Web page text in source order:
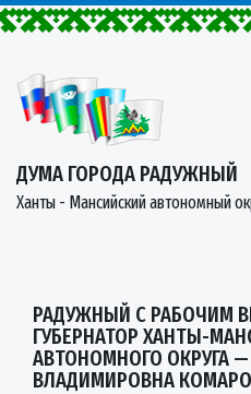
ДУМА ГОРОДА РАДУЖНЫЙ
Ханты - Мансийский автономный
РАДУЖНЫЙ С РАБОЧИМ
ГУБЕРНАТОР ХАНТЫ-
АВТОНОМНОГО ОКРУГА
ВЛАДИМИРОВНА